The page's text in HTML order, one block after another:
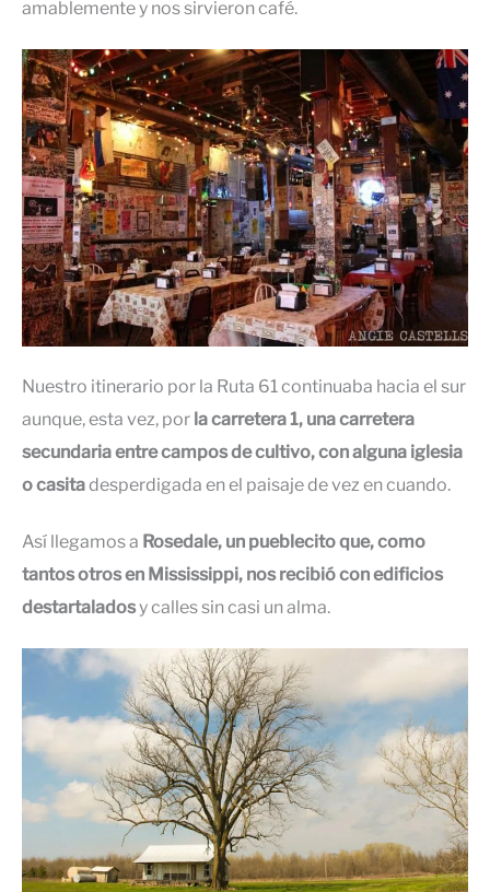
amablemente y nos sirvieron café.
Nuestro itinerario por la Ruta 61 continuaba hacia el sur
aunque, esta vez, por la carretera 1, una carretera
secundaria entre campos de cultivo, con alguna iglesia
o casitadesperdigada en el paisaje de vez en cuando.
Así llegamos a Rosedale, un pueblecito que, como
tantos otros en Mississippi, nos recibió con edificios
destartaladosy calles sin casi un alma.